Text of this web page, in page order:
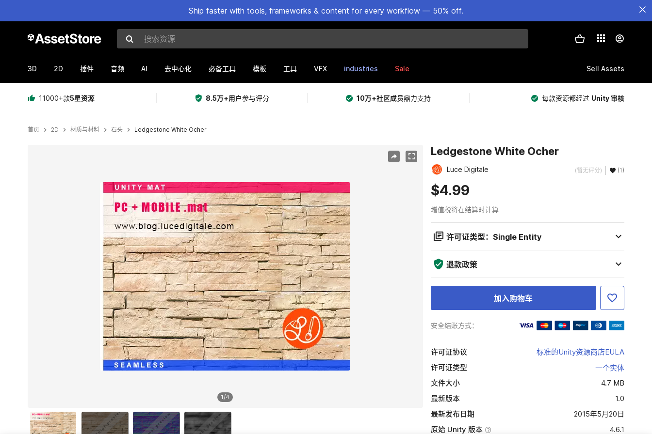
Ship faster with tools, frameworks & content for every workflow — 50% off.
搜索资源
3D 2D 插件 音频 AI 去中心化 必备工具 模板 工具 VFX industries Sale Sell Assets
11000+款5星资源 8.5万+用户参与评分 10万+社区成员鼎力支持 每款资源都经过 Unity 审核
首页 2D 材质与材料 石头 Ledgestone White Ocher
1/4
Ledgestone White Ocher
Luce Digitale (暂无评分) (1)
$4.99
增值税将在结算时计算
许可证类型：Single Entity
退款政策
加入购物车
安全结账方式：
许可证协议
标准的Unity资源商店EULA
许可证类型
一个实体
文件大小
4.7 MB
最新版本
1.0
最新发布日期
2015年5月20日
原始 Unity 版本
4.6.1